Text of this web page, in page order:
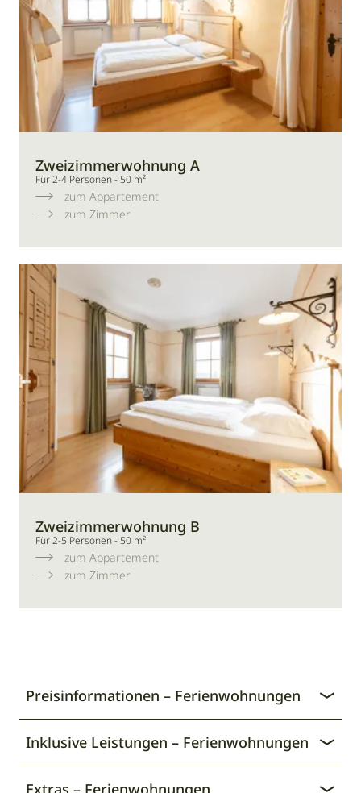
Zweizimmerwohnung A
Für 2-4 Personen - 50 m²
zum Appartement
zum Zimmer
Zweizimmerwohnung B
Für 2-5 Personen - 50 m²
zum Appartement
zum Zimmer
Preisinformationen – Ferienwohnungen
Die Preise gelten bei einem
Mindestaufenthalt von 7 Übernachtungen.
Inklusive Leistungen – Ferienwohnungen
Sprint-Frühstück: Croissant + Cappuccino,
Extras – Ferienwohnungen